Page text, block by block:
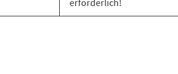
erforderlich!